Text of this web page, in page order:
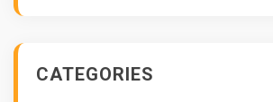
CATEGORIES